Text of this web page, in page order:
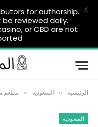
الرئيسية » السعودية » مطعم
السعودية
for authorship.
reviewed daily.
or CBD are not
X